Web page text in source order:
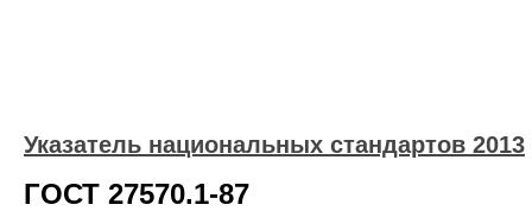
Указатель национальных стандартов 2013
ГОСТ 27570.1-87